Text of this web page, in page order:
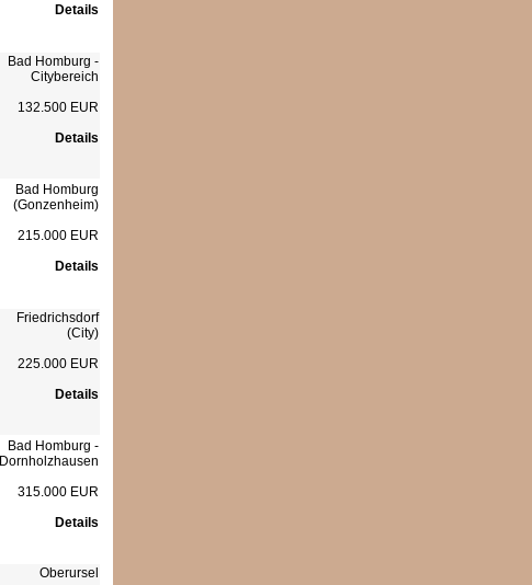
Details
Bad Homburg -
Citybereich
132.500 EUR
Details
Bad Homburg
(Gonzenheim)
215.000 EUR
Details
Friedrichsdorf
(City)
225.000 EUR
Details
Bad Homburg -
Dornholzhausen
315.000 EUR
Details
Oberursel